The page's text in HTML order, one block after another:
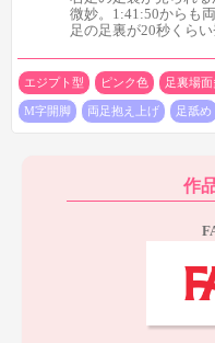
微妙。1:41:50からも
足の足裏が20秒くらい
エジプト型 ピンク色 足裏場
M字開脚 両足抱え上げ 足舐め
作